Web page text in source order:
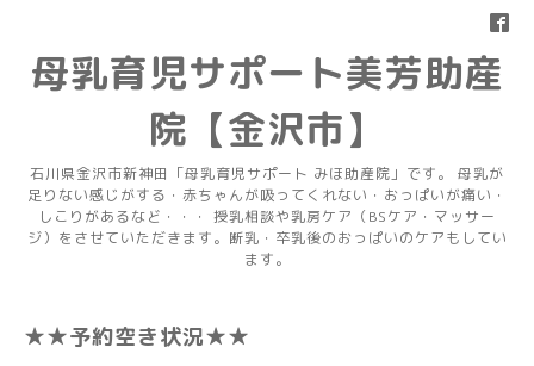
母乳育児サポート美芳助産
院【金沢市】
石川県金沢市新神田「母乳育児サポート みほ助産院」です。 母乳が
足りない感じがする・赤ちゃんが吸ってくれない・おっぱいが痛い・
しこりがあるなど・・・ 授乳相談や乳房ケア（BSケア・マッサー
ジ）をさせていただきます。断乳・卒乳後のおっぱいのケアもしてい
ます。
★★予約空き状況★★